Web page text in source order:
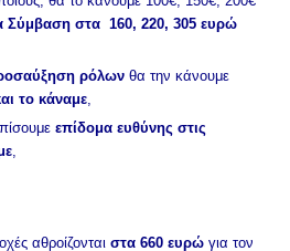
Σύμβαση στα 160, 220, 305 ευρώ
ρόλων θα την κάνουμε
το κάναμε
επίδομα ευθύνης στις
αθροίζονταιστα 660 ευρώ για τον